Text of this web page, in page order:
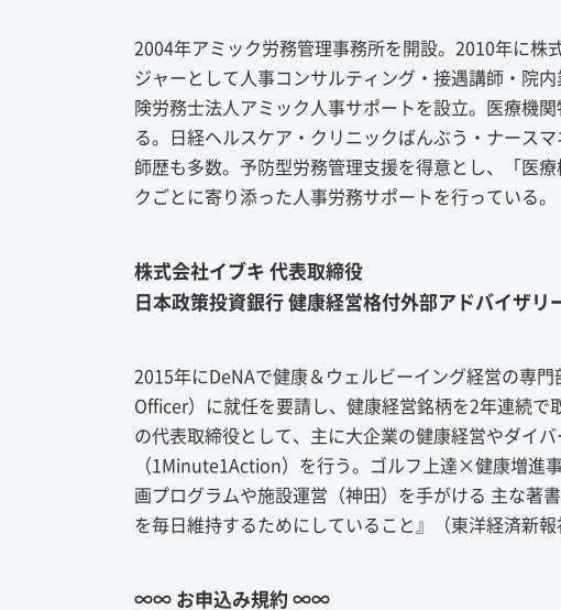
2004年アミック労務管理事務所を開設。2010年に株
ジャーとして人事コンサルティング・接遇講師・院
険労務士法人アミック人事サポートを設立。医療機
る。日経ヘルスケア・クリニックばんぶう・ナース
師歴も多数。予防型労務管理支援を得意とし、「医
クごとに寄り添った人事労務サポートを行っている。
株式会社イブキ 代表取締役
日本政策投資銀行 健康経営格付外部アドバイザ
2015年にDeNAで健康＆ウェルビーイング経営の専
Officer）に就任を要請し、健康経営銘柄を2年連続
の代表取締役として、主に大企業の健康経営やダイ
（1Minute1Action）を行う。ゴルフ上達×健康増進
画プログラムや施設運営（神田）を手がける 主な著
を毎日維持するためにしていること』（東洋経済新報
∞∞ お申込み規約 ∞∞